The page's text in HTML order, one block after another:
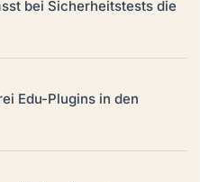
bei Sicherheitstests die
Edu-Plugins in den